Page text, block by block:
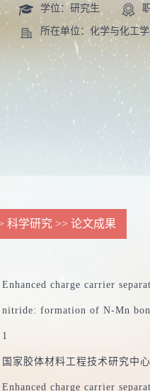
学位：研究生
所在单位：化学与化工
科学研究 >> 论文成果
Enhanced charge carrier
nitride: formation of N-Mn
1
国家胶体材料工程技术研究中心
Enhanced charge carrier